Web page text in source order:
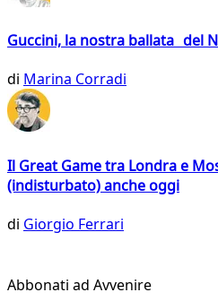
Guccini, la nostra ballata del
di Marina Corradi
Il Great Game tra Londra e
(indisturbato) anche oggi
di Giorgio Ferrari
Abbonati ad Avvenire